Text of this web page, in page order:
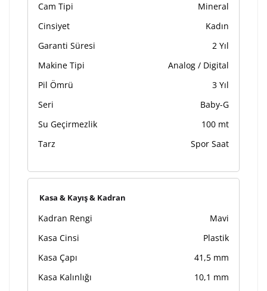
Cam Tipi
Mineral
Cinsiyet
Kadın
Garanti Süresi
2 Yıl
Makine Tipi
Analog / Digital
Pil Ömrü
3 Yıl
Seri
Baby-G
Su Geçirmezlik
100 mt
Tarz
Spor Saat
Kasa & Kayış & Kadran
Kadran Rengi
Mavi
Kasa Cinsi
Plastik
Kasa Çapı
41,5 mm
Kasa Kalınlığı
10,1 mm